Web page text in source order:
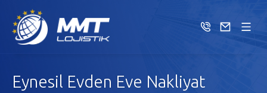
Eynesil Evden Eve Nakliyat